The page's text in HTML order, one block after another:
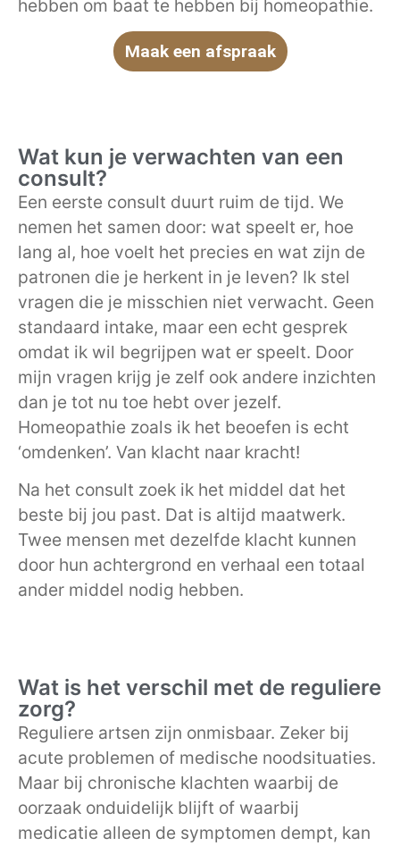
hebben om baat te hebben bij homeopathie.
Maak een afspraak
Wat kun je verwachten van een
consult?
Een eerste consult duurt ruim de tijd. We
nemen het samen door: wat speelt er, hoe
lang al, hoe voelt het precies en wat zijn de
patronen die je herkent in je leven? Ik stel
vragen die je misschien niet verwacht. Geen
standaard intake, maar een echt gesprek
omdat ik wil begrijpen wat er speelt. Door
mijn vragen krijg je zelf ook andere inzichten
dan je tot nu toe hebt over jezelf.
Homeopathie zoals ik het beoefen is echt
‘omdenken’. Van klacht naar kracht!
Na het consult zoek ik het middel dat het
beste bij jou past. Dat is altijd maatwerk.
Twee mensen met dezelfde klacht kunnen
door hun achtergrond en verhaal een totaal
ander middel nodig hebben.
Wat is het verschil met de reguliere
zorg?
Reguliere artsen zijn onmisbaar. Zeker bij
acute problemen of medische noodsituaties.
Maar bij chronische klachten waarbij de
oorzaak onduidelijk blijft of waarbij
medicatie alleen de symptomen dempt, kan